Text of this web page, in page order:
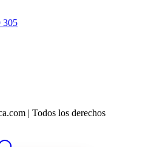
305
| Todos los derechos